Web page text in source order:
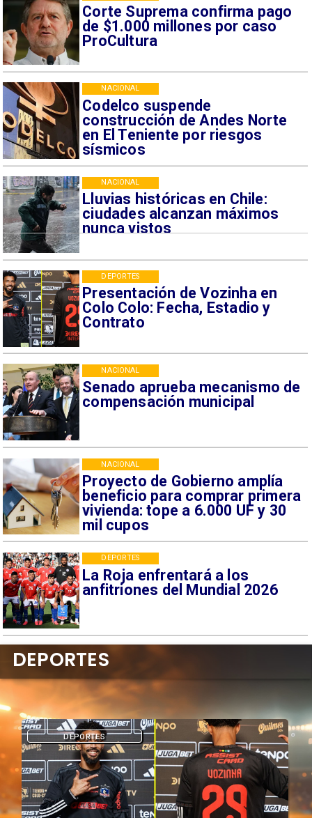
Corte Suprema confirma pago
de $1.000 millones por caso
ProCultura
Codelco suspende
construcción de Andes Norte
en El Teniente por riesgos
sísmicos
NACIONAL
Lluvias históricas en Chile:
ciudades alcanzan máximos
nunca vistos
NACIONAL
Presentación de Vozinha en
Colo Colo: Fecha, Estadio y
Contrato
DEPORTES
Senado aprueba mecanismo de
compensación municipal
NACIONAL
Proyecto de Gobierno amplía
beneficio para comprar primera
vivienda: tope a 6.000 UF y 30
mil cupos
NACIONAL
La Roja enfrentará a los
anfitriones del Mundial 2026
DEPORTES
DEPORTES
DEPORTES